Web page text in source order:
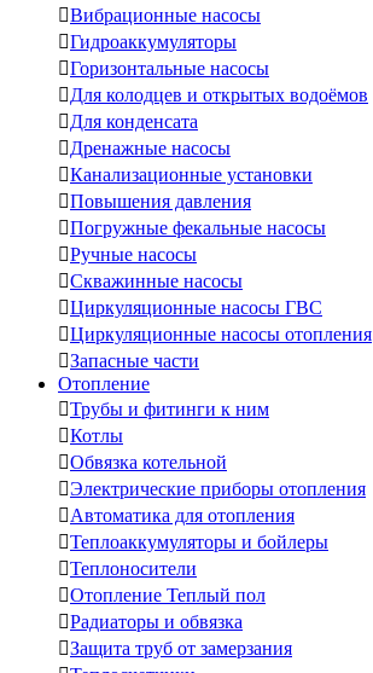
Вибрационные насосы
Гидроаккумуляторы
Горизонтальные насосы
Для колодцев и открытых водоёмов
Для конденсата
Дренажные насосы
Канализационные установки
Повышения давления
Погружные фекальные насосы
Ручные насосы
Скважинные насосы
Циркуляционные насосы ГВС
Циркуляционные насосы отопления
Запасные части
Отопление
Трубы и фитинги к ним
Котлы
Обвязка котельной
Электрические приборы отопления
Автоматика для отопления
Теплоаккумуляторы и бойлеры
Теплоносители
Отопление Теплый пол
Радиаторы и обвязка
Защита труб от замерзания